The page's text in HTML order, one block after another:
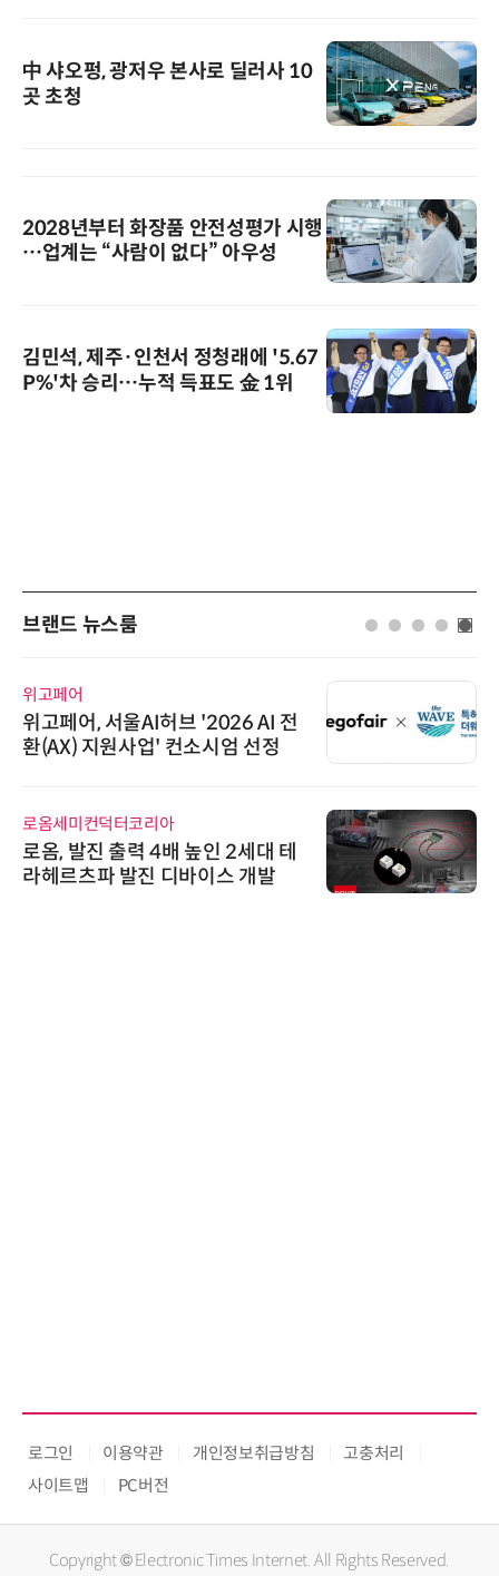
中 샤오펑, 광저우 본사로 딜러사 10
곳 초청
2028년부터 화장품 안전성평가 시행
…업계는 “사람이 없다” 아우성
김민석, 제주·인천서 정청래에 '5.67
P%'차 승리…누적 득표도 金 1위
브랜드 뉴스룸
위고페어
위고페어, 서울AI허브 '2026 AI 전
환(AX) 지원사업' 컨소시엄 선정
로옴세미컨덕터코리아
로옴, 발진 출력 4배 높인 2세대 테
라헤르츠파 발진 디바이스 개발
로그인 이용약관 개인정보취급방침
고충처리
사이트맵
PC버전
Copyright © Electronic Times Internet. All Rights Reserved.